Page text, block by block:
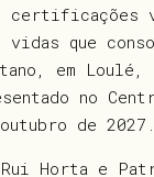
certificações
que
em Loulé,
no
de 2027.
Horta e